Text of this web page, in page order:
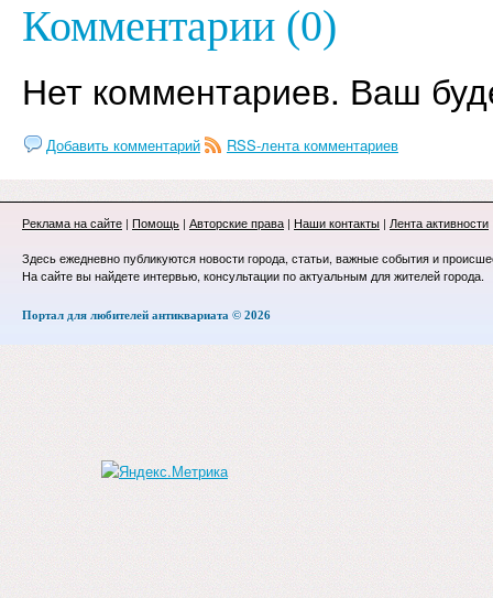
Комментарии (0)
Нет комментариев. Ваш
Добавить комментарий RSS-лента комментариев
Реклама на сайте | Помощь | Авторские права | Наши контакты | Лента активности
Здесь ежедневно публикуются новости города, статьи, важные события и
На сайте вы найдете интервью, консультации по актуальным для жителей города.
Портал для любителей антиквариата © 2026